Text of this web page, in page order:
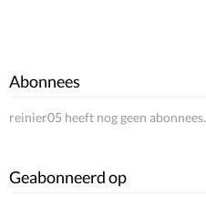
Abonnees
reinier05 heeft nog geen abonnees.
Geabonneerd op